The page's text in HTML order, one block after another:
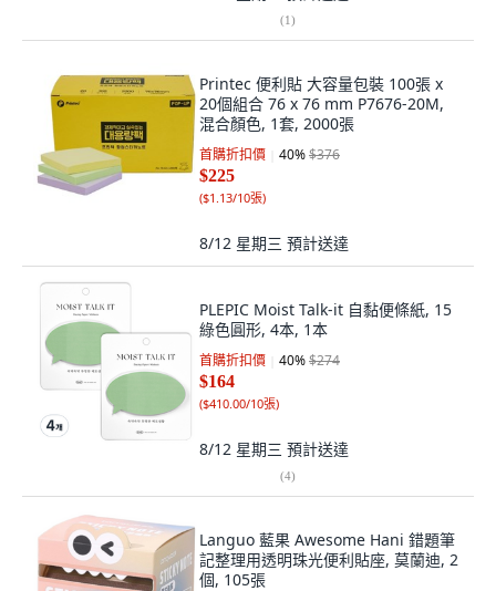
(1)
Printec 便利貼 大容量包裝 100張 x
20個組合 76 x 76 mm P7676-20M,
混合顏色, 1套, 2000張
首購折扣價 40%$376
$225
($1.13/10張)
8/12 星期三 預計送達
PLEPIC Moist Talk-it 自黏便條紙, 15
綠色圓形, 4本, 1本
首購折扣價 40%$274
$164
($410.00/10張)
8/12 星期三 預計送達
(4)
Languo 藍果 Awesome Hani 錯題筆
記整理用透明珠光便利貼座, 莫蘭迪, 2
個, 105張